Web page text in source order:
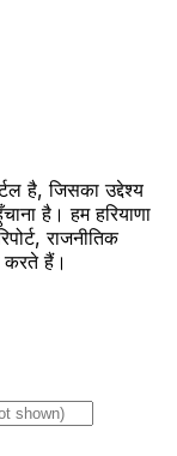
है, जिसका उद्देश्य
है। हम हरियाणा
राजनीतिक
करते हैं।